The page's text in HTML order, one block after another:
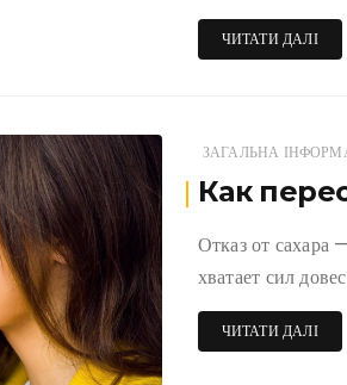
ЧИТАТИ ДАЛІ
ЗАГАЛЬНА
Как
Отказ от сахара
хватает сил
ЧИТАТИ ДАЛІ